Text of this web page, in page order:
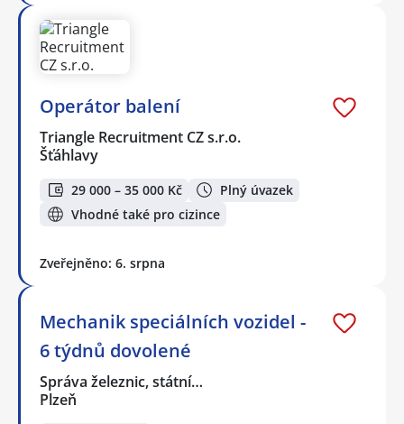
Operátor balení
Triangle Recruitment CZ s.r.o.
Šťáhlavy
29 000 – 35 000 Kč
Plný úvazek
Vhodné také pro cizince
Zveřejněno: 6. srpna
Mechanik speciálních vozidel -
6 týdnů dovolené
Správa železnic, státní…
Plzeň